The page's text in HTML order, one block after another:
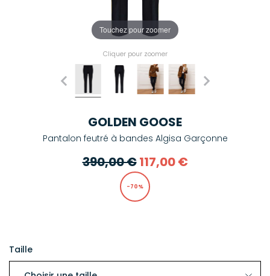
Touchez pour zoomer
Cliquer pour zoomer
GOLDEN GOOSE
Pantalon feutré à bandes Algisa Garçonne
390,00 €117,00 €
-70%
Taille